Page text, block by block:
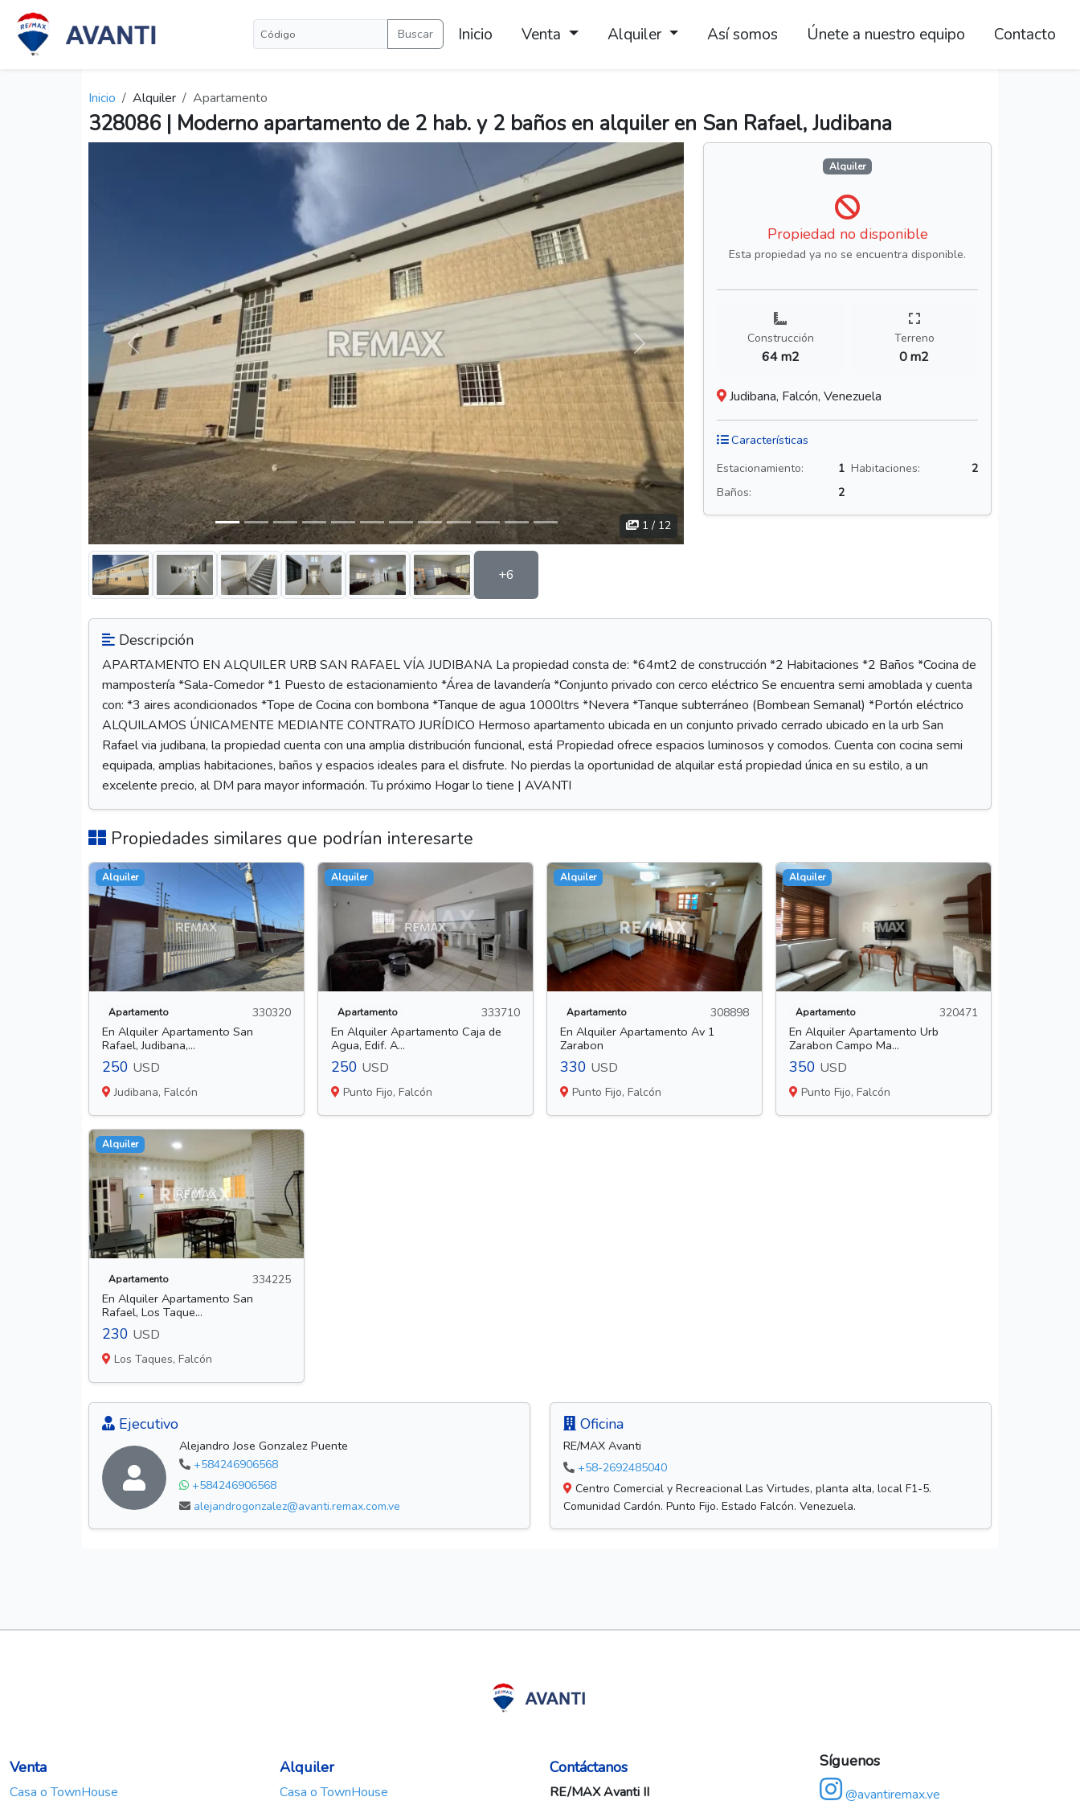
Buscar Inicio Venta Alquiler Así somos Únete a nuestro equipo Contacto
Inicio Alquiler Apartamento
328086 | Moderno apartamento de 2 hab. y 2 baños en alquiler en San Rafael, Judibana
Anterior Siguiente
1 / 12
+6
Alquiler
Propiedad no disponible
Esta propiedad ya no se encuentra disponible.
Construcción
64 m2
Terreno
0 m2
Judibana, Falcón, Venezuela
Características
Estacionamiento: 1 Habitaciones:
2
Baños:
2
Descripción
APARTAMENTO EN ALQUILER URB SAN RAFAEL VÍA JUDIBANA La propiedad consta de: *64mt2 de construcción *2 Habitaciones *2 Baños *Cocina de
mampostería *Sala-Comedor *1 Puesto de estacionamiento *Área de lavandería *Conjunto privado con cerco eléctrico Se encuentra semi amoblada y cuenta
con: *3 aires acondicionados *Tope de Cocina con bombona *Tanque de agua 1000ltrs *Nevera *Tanque subterráneo (Bombean Semanal) *Portón eléctrico
ALQUILAMOS ÚNICAMENTE MEDIANTE CONTRATO JURÍDICO Hermoso apartamento ubicada en un conjunto privado cerrado ubicado en la urb San
Rafael via judibana, la propiedad cuenta con una amplia distribución funcional, está Propiedad ofrece espacios luminosos y comodos. Cuenta con cocina semi
equipada, amplias habitaciones, baños y espacios ideales para el disfrute. No pierdas la oportunidad de alquilar está propiedad única en su estilo, a un
excelente precio, al DM para mayor información. Tu próximo Hogar lo tiene | AVANTI
Propiedades similares que podrían interesarte
Alquiler
Apartamento 330320
En Alquiler Apartamento San
Rafael, Judibana,...
250 USD
Judibana, Falcón
Alquiler
Apartamento 333710
En Alquiler Apartamento Caja de
Agua, Edif. A...
250 USD
Punto Fijo, Falcón
Alquiler
Apartamento 308898
En Alquiler Apartamento Av 1
Zarabon
330 USD
Punto Fijo, Falcón
Alquiler
Apartamento 320471
En Alquiler Apartamento Urb
Zarabon Campo Ma...
350 USD
Punto Fijo, Falcón
Alquiler
Apartamento 334225
En Alquiler Apartamento San
Rafael, Los Taque...
230 USD
Los Taques, Falcón
Ejecutivo
Alejandro Jose Gonzalez Puente
+584246906568
+584246906568
alejandrogonzalez@avanti.remax.com.ve
Oficina
RE/MAX Avanti
+58-2692485040
Centro Comercial y Recreacional Las Virtudes, planta alta, local F1-5.
Comunidad Cardón. Punto Fijo. Estado Falcón. Venezuela.
Venta
Casa o TownHouse
Alquiler
Casa o TownHouse
Contáctanos
RE/MAX Avanti II
Síguenos
@avantiremax.ve